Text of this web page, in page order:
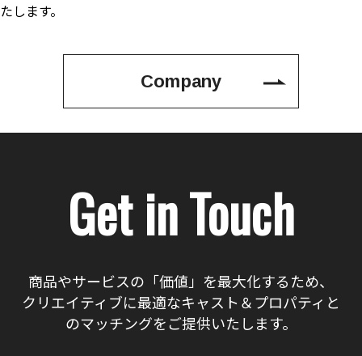
たします。
Company
Get in Touch
商品やサービスの「価値」を最大化するため、
クリエイティブに最適なキャスト＆プロパティと
のマッチングをご提供いたします。